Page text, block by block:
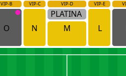
PLATINA
L
M
N
O
VIP-B VIP-C VIP-D VIP-E